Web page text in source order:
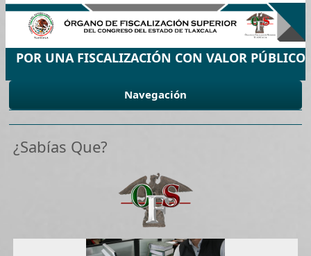
POR UNA FISCALIZACIÓN CON VALOR PÚBLICO
Navegación
¿Sabías Que?